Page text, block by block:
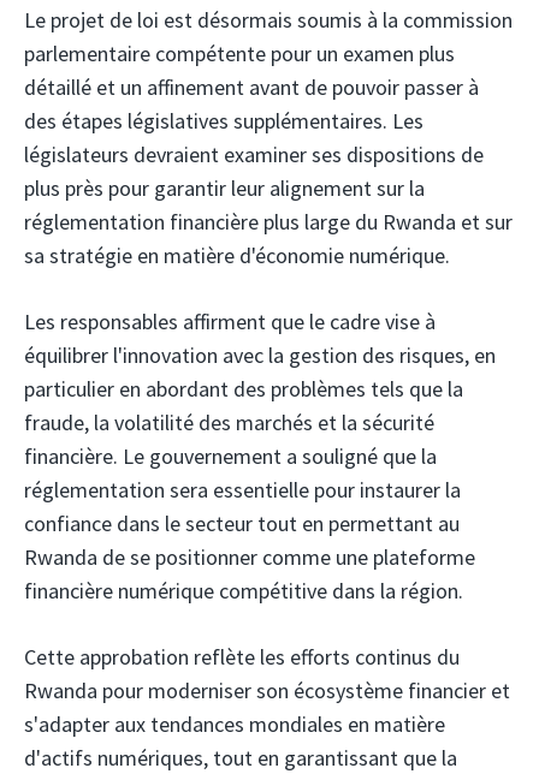
Le projet de loi est désormais soumis à la commission
parlementaire compétente pour un examen plus
détaillé et un affinement avant de pouvoir passer à
des étapes législatives supplémentaires. Les
législateurs devraient examiner ses dispositions de
plus près pour garantir leur alignement sur la
réglementation financière plus large du Rwanda et sur
sa stratégie en matière d'économie numérique.
Les responsables affirment que le cadre vise à
équilibrer l'innovation avec la gestion des risques, en
particulier en abordant des problèmes tels que la
fraude, la volatilité des marchés et la sécurité
financière. Le gouvernement a souligné que la
réglementation sera essentielle pour instaurer la
confiance dans le secteur tout en permettant au
Rwanda de se positionner comme une plateforme
financière numérique compétitive dans la région.
Cette approbation reflète les efforts continus du
Rwanda pour moderniser son écosystème financier et
s'adapter aux tendances mondiales en matière
d'actifs numériques, tout en garantissant que la